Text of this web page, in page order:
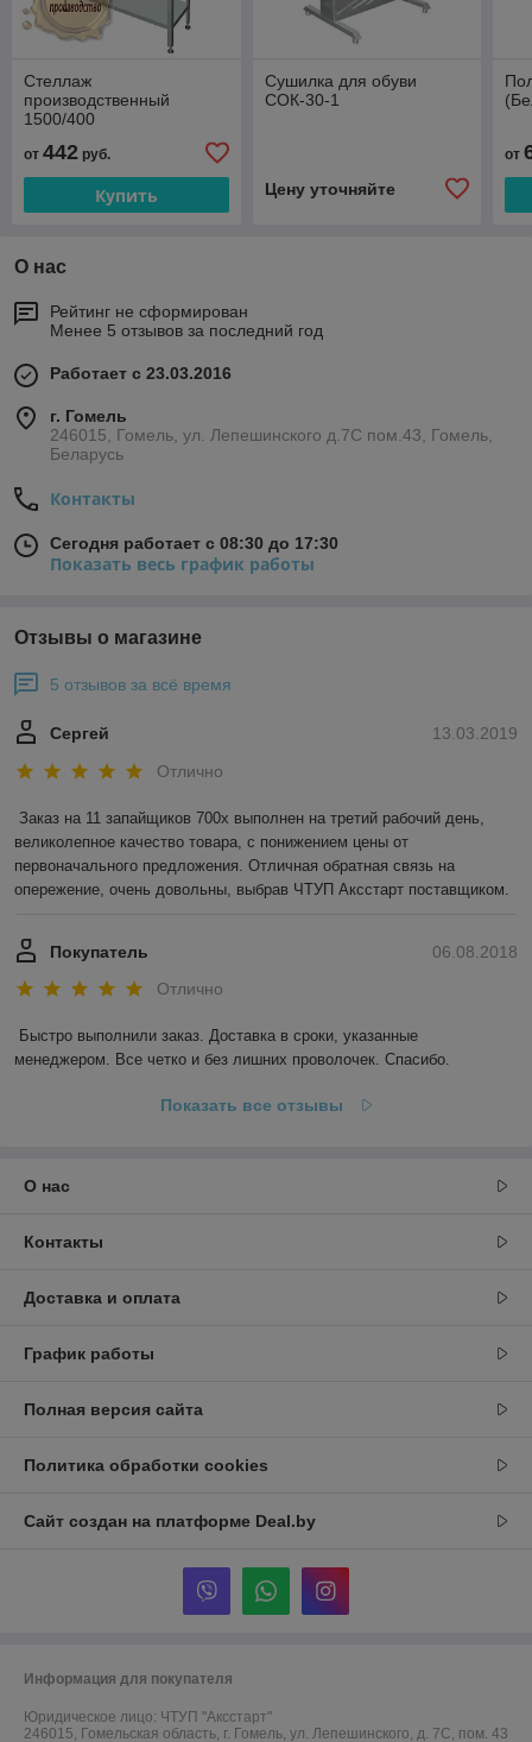
Стеллаж
производственный
1500/400
от 442 руб.
Купить
Сушилка для обуви
СОК-30-1
Цену уточняйте
от
О нас
Рейтинг не сформирован
Менее 5 отзывов за последний год
Работает с 23.03.2016
г. Гомель
246015, Гомель, ул. Лепешинского д.7С пом.43, Гомель,
Беларусь
Контакты
Сегодня работает с 08:30 до 17:30
Показать весь график работы
Отзывы о магазине
5 отзывов за всё время
13.03.2019
Сергей
Отлично
Заказ на 11 запайщиков 700х выполнен на третий рабочий день,
великолепное качество товара, с понижением цены от
первоначального предложения. Отличная обратная связь на
опережение, очень довольны, выбрав ЧТУП Аксстарт поставщиком.
06.08.2018
Покупатель
Отлично
Быстро выполнили заказ. Доставка в сроки, указанные
менеджером. Все четко и без лишних проволочек. Спасибо.
Показать все отзывы
О нас
Контакты
Доставка и оплата
График работы
Полная версия сайта
Политика обработки cookies
Сайт создан на платформе Deal.by
Информация для покупателя
Юридическое лицо: ЧТУП "Аксстарт"
246015, Гомельская область, г. Гомель, ул. Лепешинского, д. 7С, пом. 43